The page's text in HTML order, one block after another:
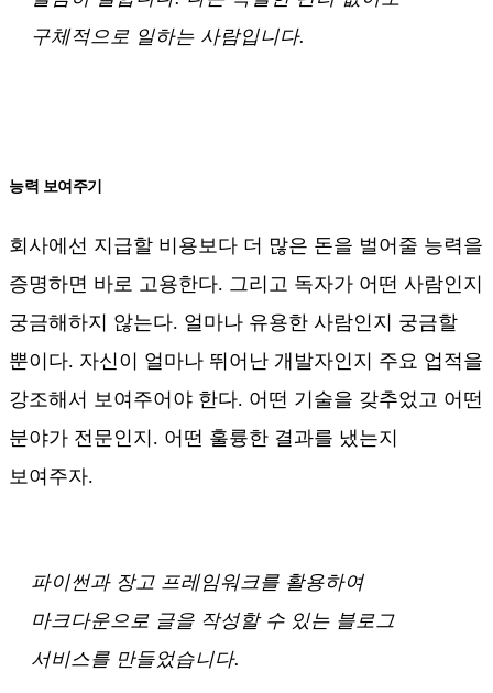
구체적으로 일하는 사람입니다.
능력 보여주기
회사에선 지급할 비용보다 더 많은 돈을 벌어줄 능력을
증명하면 바로 고용한다. 그리고 독자가 어떤 사람인지
궁금해하지 않는다. 얼마나 유용한 사람인지 궁금할
뿐이다. 자신이 얼마나 뛰어난 개발자인지 주요 업적을
강조해서 보여주어야 한다. 어떤 기술을 갖추었고 어떤
분야가 전문인지. 어떤 훌륭한 결과를 냈는지
보여주자.
파이썬과 장고 프레임워크를 활용하여
마크다운으로 글을 작성할 수 있는 블로그
서비스를 만들었습니다.